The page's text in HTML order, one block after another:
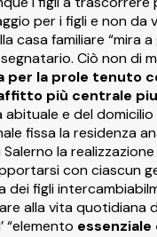
per i figli e non da
casa familiare
Ciò non di
per la prole tenuto
più centrale
e del
fissa la residenza
la
con ciascun
dei figli
alla vita quotidiana
“elemento